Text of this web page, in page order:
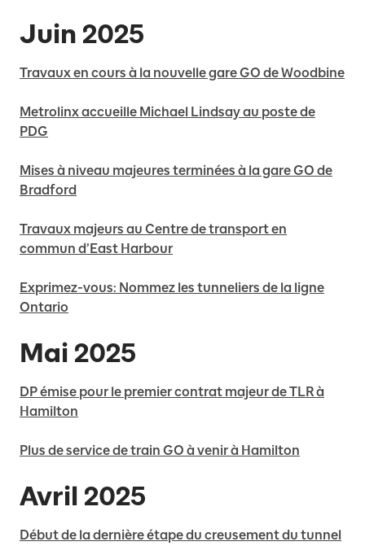
Juin 2025
Travaux en cours à la nouvelle gare GO de Woodbine
Metrolinx accueille Michael Lindsay au poste de
PDG
Mises à niveau majeures terminées à la gare GO de
Bradford
Travaux majeurs au Centre de transport en
commun d’East Harbour
Exprimez-vous: Nommez les tunneliers de la ligne
Ontario
Mai 2025
DP émise pour le premier contrat majeur de TLR à
Hamilton
Plus de service de train GO à venir à Hamilton
Avril 2025
Début de la dernière étape du creusement du tunnel